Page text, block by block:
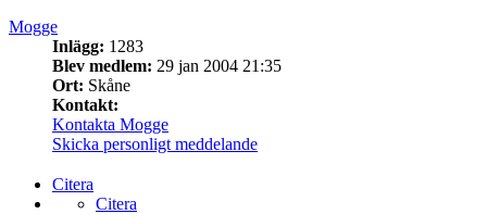
Mogge
Inlägg: 1283
Blev medlem: 29 jan 2004 21:35
Ort: Skåne
Kontakt:
Kontakta Mogge
Skicka personligt meddelande
Citera
Citera